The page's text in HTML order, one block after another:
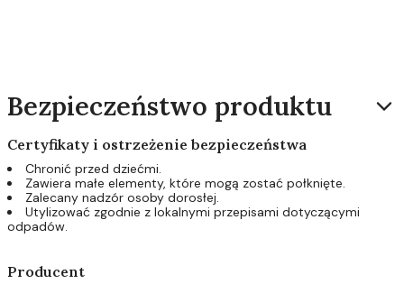
Bezpieczeństwo produktu
Certyfikaty i ostrzeżenie bezpieczeństwa
Chronić przed dziećmi.
Zawiera małe elementy, które mogą zostać połknięte.
Zalecany nadzór osoby dorosłej.
Utylizować zgodnie z lokalnymi przepisami dotyczącymi
odpadów.
Producent